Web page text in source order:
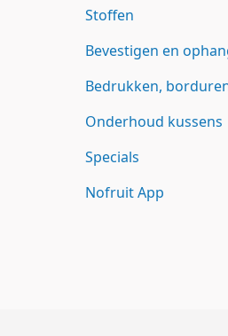
Stoffen
Bevestigen en
Bedrukken,
Onderhoud kussens
Specials
Nofruit App